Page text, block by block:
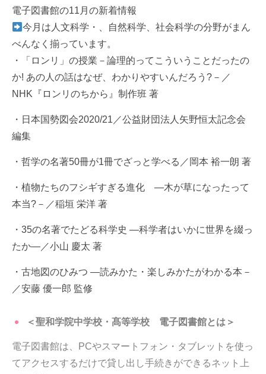
電子図書館の11月の新着情報
今月は人文科学・、自然科学、社会科学の分野がまん
べんなく揃っています。
・「ロンリ」の授業－論理的ってこういうことだったの
か! あの人の話はなぜ、わかりやすいんだろう?－／
NHK『ロンリのちから』制作班 著
・日本国勢図会2020/21／公益財団法人矢野恒太記念会
編集
・哲学の名著50冊が1冊でざっと学べる／岡本 裕一朗 著
・植物たちのフシギすぎる進化 ―木が草になったって
本当?－／稲垣 栄洋 著
・35の名著でたどる科学史 ―科学者はいかに世界を綴っ
たか―／小山 慶太 著
・古地図のひみつ ―読みかた・楽しみかたがわかる本－
／安藤 優一郎 監修
＜聖和学院中学校・髙等学校 電子図書館とは＞
電子図書館は、PCやスマートフォン・タブレットを使っ
てアクセスするだけで貸し出し手続きができるネット上